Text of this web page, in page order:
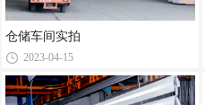
仓储车间实拍
2023-04-15